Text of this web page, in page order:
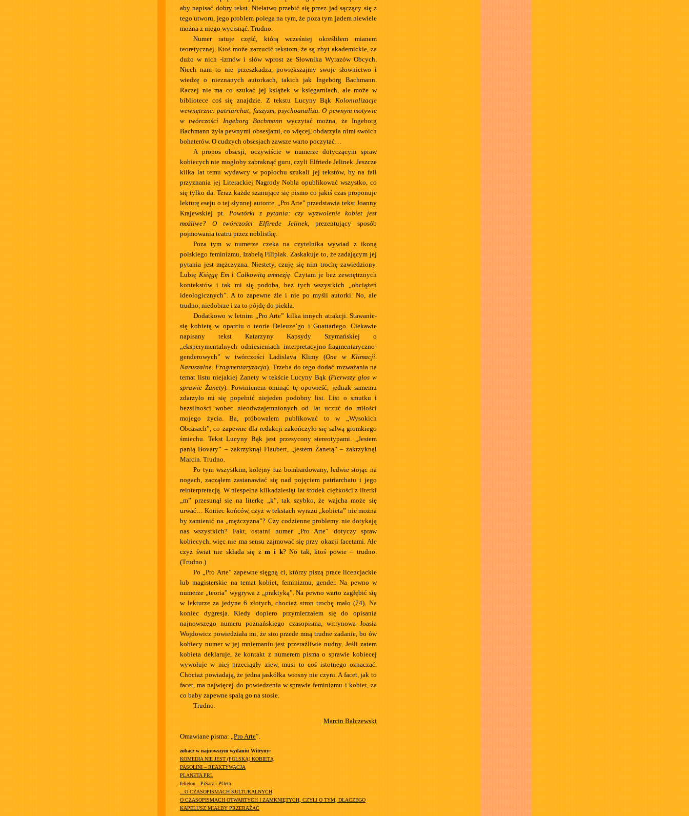
aby napisać dobry tekst. Niełatwo przebić się przez jad sączący się z
tego utworu, jego problem polega na tym, że poza tym jadem niewiele
można z niego wycisnąć. Trudno.
Numer ratuje część, którą wcześniej określiłem mianem
teoretycznej. Ktoś może zarzucić tekstom, że są zbyt akademickie, za
dużo w nich -izmów i słów wprost ze Słownika Wyrazów Obcych.
Niech nam to nie przeszkadza, powiększajmy swoje słownictwo i
wiedzę o nieznanych autorkach, takich jak Ingeborg Bachmann.
Raczej nie ma co szukać jej książek w księgarniach, ale może w
bibliotece coś się znajdzie. Z tekstu Lucyny Bąk Kolonializacje
wewnętrzne: patriarchat, faszyzm, psychoanaliza. O pewnym motywie
w twórczości Ingeborg Bachmann wyczytać można, że Ingeborg
Bachmann żyła pewnymi obsesjami, co więcej, obdarzyła nimi swoich
bohaterów. O cudzych obsesjach zawsze warto poczytać…
A propos obsesji, oczywiście w numerze dotyczącym spraw
kobiecych nie mogłoby zabraknąć guru, czyli Elfriede Jelinek. Jeszcze
kilka lat temu wydawcy w popłochu szukali jej tekstów, by na fali
przyznania jej Literackiej Nagrody Nobla opublikować wszystko, co
się tylko da. Teraz każde szanujące się pismo co jakiś czas proponuje
lekturę eseju o tej słynnej autorce. „Pro Arte” przedstawia tekst Joanny
Krajewskiej pt. Powtórki z pytania: czy wyzwolenie kobiet jest
możliwe? O twórczości Elfirede Jelinek, prezentujący sposób
pojmowania teatru przez noblistkę.
Poza tym w numerze czeka na czytelnika wywiad z ikoną
polskiego feminizmu, Izabelą Filipiak. Zaskakuje to, że zadającym jej
pytania jest mężczyzna. Niestety, czuję się nim trochę zawiedziony.
Lubię Księgę Emi Całkowitą amnezję. Czytam je bez zewnętrznych
kontekstów i tak mi się podoba, bez tych wszystkich „obciążeń
ideologicznych”. A to zapewne źle i nie po myśli autorki. No, ale
trudno, niedobrze i za to pójdę do piekła.
Dodatkowo w letnim „Pro Arte” kilka innych atrakcji. Stawanie-
się kobietą w oparciu o teorie Deleuze’go i Guattariego. Ciekawie
napisany tekst Katarzyny Kapsydy Szymańskiej o
„eksperymentalnych odniesieniach interpretacyjno-fragmentaryczno-
genderowych” w twórczości Ladislava Klimy (One w Klimacji.
Naruszalne. Fragmentaryzacja). Trzeba do tego dodać rozważania na
temat listu niejakiej Żanety w tekście Lucyny Bąk (Pierwszy głos w
sprawie Żanety). Powinienem ominąć tę opowieść, jednak samemu
zdarzyło mi się popełnić niejeden podobny list. List o smutku i
bezsilności wobec nieodwzajemnionych od lat uczuć do miłości
mojego życia. Ba, próbowałem publikować to w „Wysokich
Obcasach”, co zapewne dla redakcji zakończyło się salwą gromkiego
śmiechu. Tekst Lucyny Bąk jest przesycony stereotypami. „Jestem
panią Bovary” – zakrzyknął Flaubert, „jestem Żanetą” – zakrzyknął
Marcin. Trudno.
Po tym wszystkim, kolejny raz bombardowany, ledwie stojąc na
nogach, zacząłem zastanawiać się nad pojęciem patriarchatu i jego
reinterpretacją. W niespełna kilkadziesiąt lat środek ciężkości z literki
„m” przesunął się na literkę „k”, tak szybko, że wajcha może się
urwać… Koniec końców, czyż w tekstach wyrazu „kobieta” nie można
by zamienić na „mężczyzna”? Czy codzienne problemy nie dotykają
nas wszystkich? Fakt, ostatni numer „Pro Arte” dotyczy spraw
kobiecych, więc nie ma sensu zajmować się przy okazji facetami. Ale
czyż świat nie składa się zm i k? No tak, ktoś powie – trudno.
(Trudno.)
Po „Pro Arte” zapewne sięgną ci, którzy piszą prace licencjackie
lub magisterskie na temat kobiet, feminizmu, gender. Na pewno w
numerze „teoria” wygrywa z „praktyką”. Na pewno warto zagłębić się
w lekturze za jedyne 6 złotych, chociaż stron trochę mało (74). Na
koniec dygresja. Kiedy dopiero przymierzałem się do opisania
najnowszego numeru poznańskiego czasopisma, witrynowa Joasia
Wojdowicz powiedziała mi, że stoi przede mną trudne zadanie, bo ów
kobiecy numer w jej mniemaniu jest przeraźliwie nudny. Jeśli zatem
kobieta deklaruje, że kontakt z numerem pisma o sprawie kobiecej
wywołuje w niej przeciągły ziew, musi to coś istotnego oznaczać.
Chociaż powiadają, że jedna jaskółka wiosny nie czyni. A facet, jak to
facet, ma najwięcej do powiedzenia w sprawie feminizmu i kobiet, za
co baby zapewne spalą go na stosie.
Trudno.
Marcin Bałczewski
Omawiane pisma: „Pro Arte”.
zobacz w najnowszym wydaniu Witryny:
KOMEDIA NIE JEST (POLSKĄ) KOBIETĄ
PASOLINI – REAKTYWACJA
PLANETA PRL
felieton__PiSarz i POeta
...O CZASOPISMACH KULTURALNYCH
O CZASOPISMACH OTWARTYCH I ZAMKNIĘTYCH, CZYLI O TYM, DLACZEGO
KAPELUSZ MIAŁBY PRZERAŻAĆ